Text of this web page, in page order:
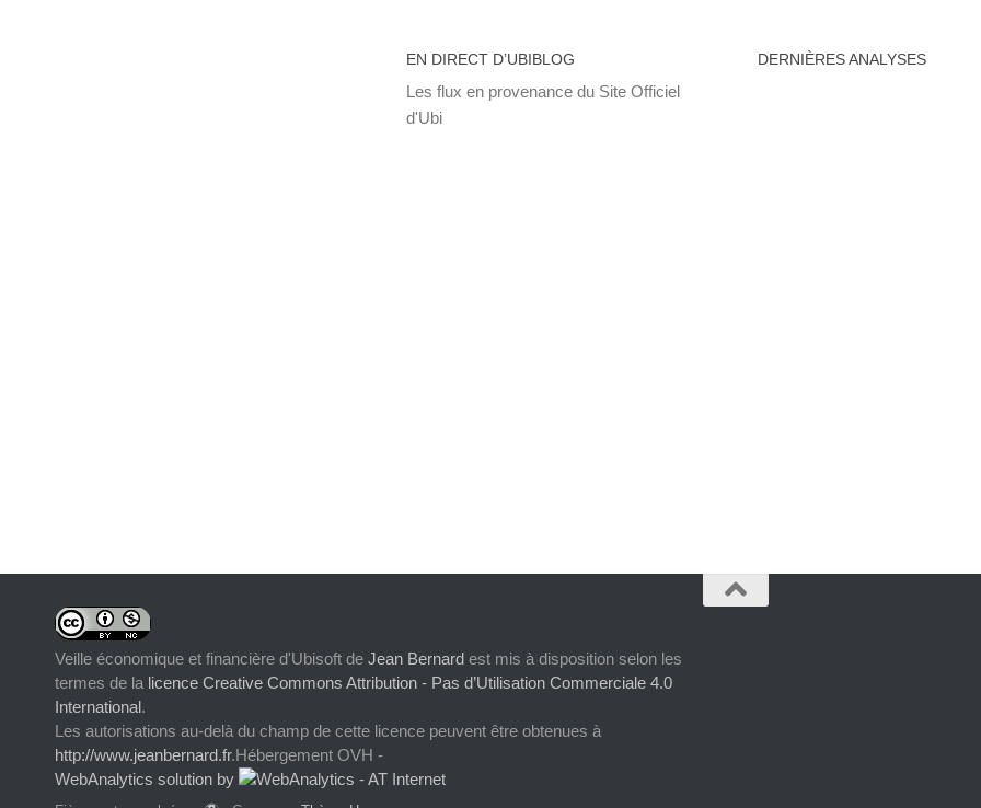
EN DIRECT D’UBIBLOG
Les flux en provenance du Site Officiel
d'Ubi
DERNIÈRES ANALYSES
Veille économique et financière d'Ubisoft de Jean Bernard est mis à disposition selon les
termes de la licence Creative Commons Attribution - Pas d’Utilisation Commerciale 4.0
International.
Les autorisations au-delà du champ de cette licence peuvent être obtenues à
http://www.jeanbernard.fr.Hébergement OVH -
WebAnalytics solution by